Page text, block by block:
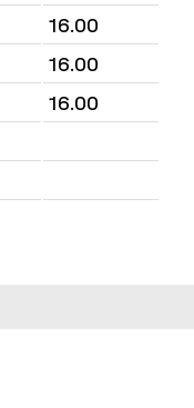
16.00
16.00
16.00